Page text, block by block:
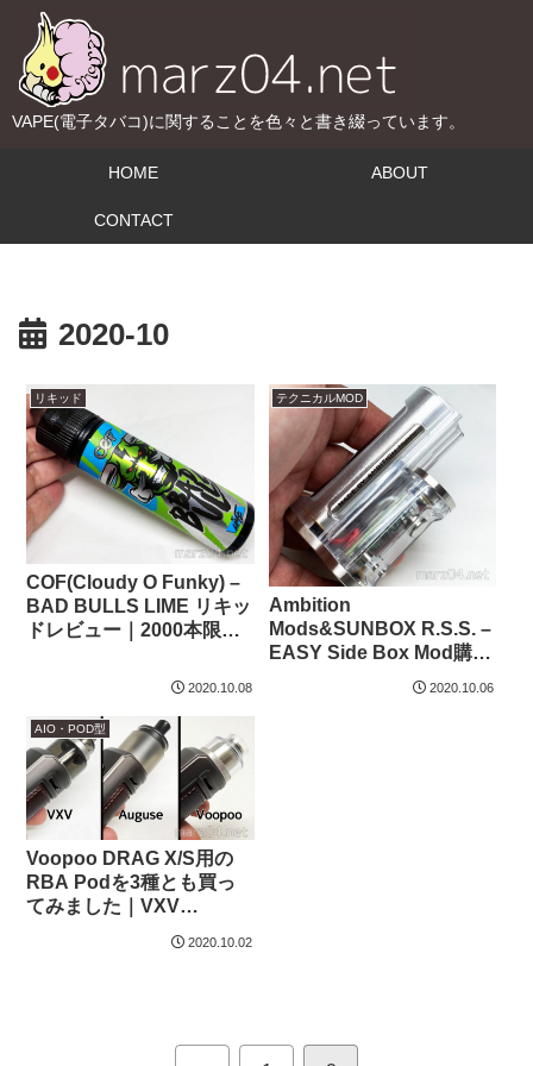
VAPE(電子タバコ)に関することを色々と書き綴っています。
HOME ABOUT
CONTACT
2020-10
リキッド
COF(Cloudy O Funky) –
BAD BULLS LIME リキッ
ドレビュー｜2000本限
たエナジードリンク
2020.10.08
テクニカルMOD
Ambition
Mods&SUNBOX R.S.S. –
EASY Side Box Mod購入
｜SUNBOXコラボの正統
2020.10.06
AIO・POD型
Voopoo DRAG X/S用の
RBA Podを3種とも買っ
てみました｜VXV
Auguse Draw RTA /
2020.10.02